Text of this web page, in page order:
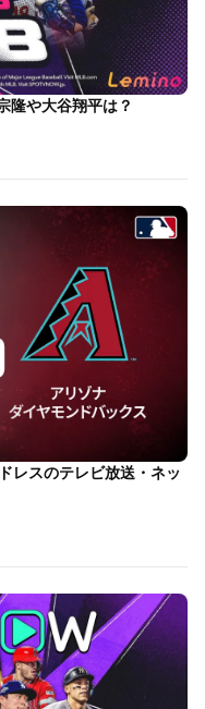
隆や大谷翔平は？
レスのテレビ放送・ネッ